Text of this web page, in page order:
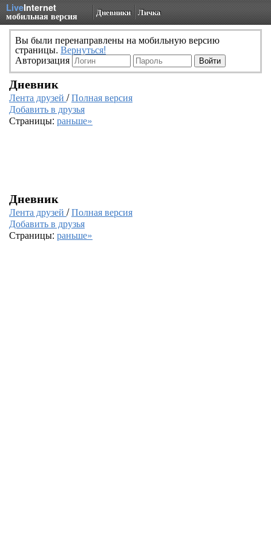
LiveInternet
мобильная версия Дневники Личка
Вы были перенаправлены на мобильную версию
страницы. Вернуться!
Авторизация
Дневник
Лента друзей /Полная версия
Добавить в друзья
Страницы: раньше»
Дневник
Лента друзей /Полная версия
Добавить в друзья
Страницы: раньше»